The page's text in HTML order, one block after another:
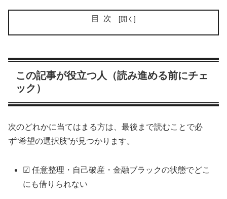
目次
この記事が役立つ人（読み進める前にチェ
ック）
次のどれかに当てはまる方は、最後まで読むことで必
ず“希望の選択肢”が見つかります。
☑ 任意整理・自己破産・金融ブラックの状態でどこ
にも借りられない